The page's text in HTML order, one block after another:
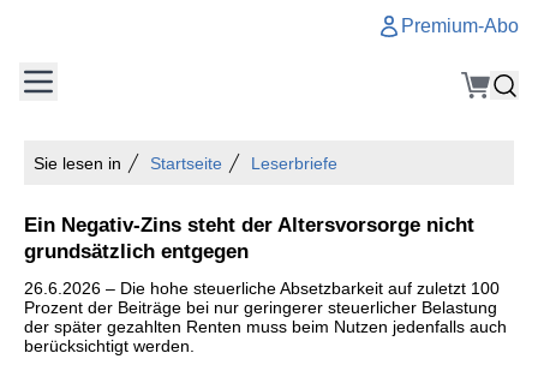
Premium-Abo
Sie lesen in Startseite Leserbriefe
Ein Negativ-Zins steht der Altersvorsorge nicht
grundsätzlich entgegen
26.6.2026 – Die hohe steuerliche Absetzbarkeit auf zuletzt 100
Prozent der Beiträge bei nur geringerer steuerlicher Belastung
der später gezahlten Renten muss beim Nutzen jedenfalls auch
berücksichtigt werden.